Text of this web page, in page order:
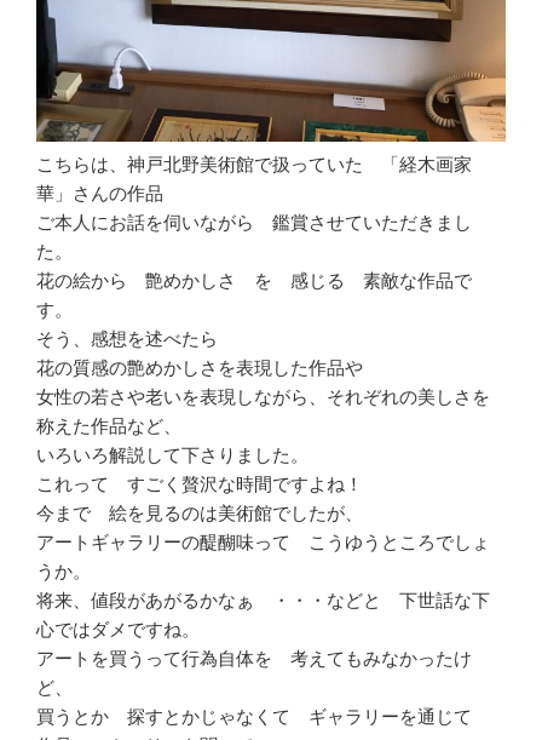
こちらは、神戸北野美術館で扱っていた 「経木画家
華」さんの作品
ご本人にお話を伺いながら 鑑賞させていただきまし
た。
花の絵から 艶めかしさ を 感じる 素敵な作品で
す。
そう、感想を述べたら
花の質感の艶めかしさを表現した作品や
女性の若さや老いを表現しながら、それぞれの美しさを
称えた作品など、
いろいろ解説して下さりました。
これって すごく贅沢な時間ですよね！
今まで 絵を見るのは美術館でしたが、
アートギャラリーの醍醐味って こうゆうところでしょ
うか。
将来、値段があがるかなぁ ・・・などと 下世話な下
心ではダメですね。
アートを買うって行為自体を 考えてもみなかったけ
ど、
買うとか 探すとかじゃなくて ギャラリーを通じて